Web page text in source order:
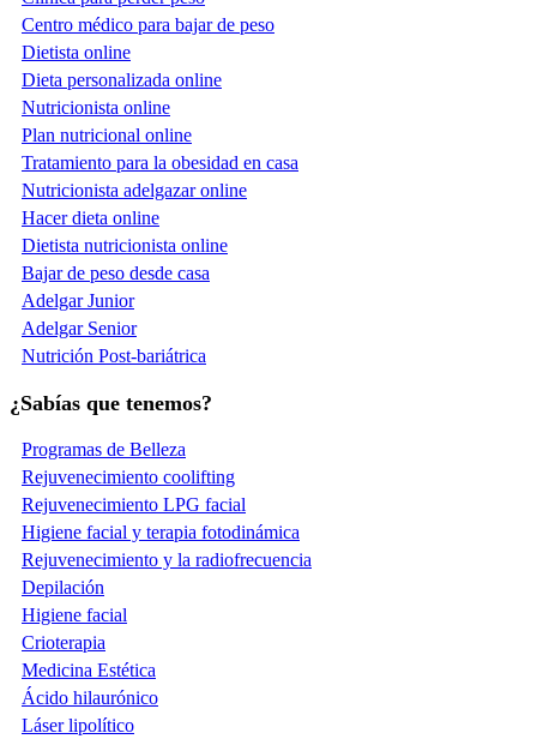
Centro médico para bajar de peso
Dietista online
Dieta personalizada online
Nutricionista online
Plan nutricional online
Tratamiento para la obesidad en casa
Nutricionista adelgazar online
Hacer dieta online
Dietista nutricionista online
Bajar de peso desde casa
Adelgar Junior
Adelgar Senior
Nutrición Post-bariátrica
¿Sabías que tenemos?
Programas de Belleza
Rejuvenecimiento coolifting
Rejuvenecimiento LPG facial
Higiene facial y terapia fotodinámica
Rejuvenecimiento y la radiofrecuencia
Depilación
Higiene facial
Crioterapia
Medicina Estética
Ácido hilaurónico
Láser lipolítico